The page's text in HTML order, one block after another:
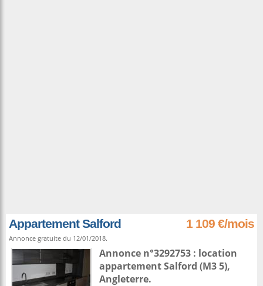
Appartement Salford 1 109 €/mois
Annonce gratuite du 12/01/2018.
Annonce n°3292753 : location
appartementSalford (M3 5),
Angleterre.